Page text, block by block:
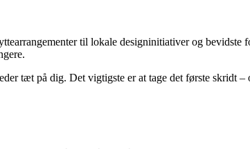
til lokale designinitiativer og
tæt på dig. Det vigtigste er at tage det første skridt –